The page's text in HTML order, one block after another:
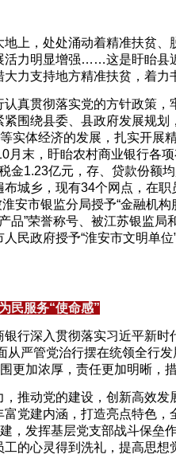
地上，处处涌动着精准扶贫
活力明显增强……这是盱眙县
力支持地方精准扶贫，着力
真贯彻落实党的方针政策
围绕县委、县政府发展规
实体经济的发展，扎实开
月末，盱眙农村商业银行各
金1.23亿元，存、贷款份额
城乡，现有34个网点，在
淮安市银监分局授予“金融机
品”荣誉称号、被江苏银监局
民政府授予“淮安市文明单
民服务“使命感”
行深入贯彻落实习近平新
面从严管党治行摆在统领全行
更加浓厚，责任更加明晰，
推动党的建设，创新高效
富党建内涵，打造亮点特色
建，发挥基层党支部战斗保
工的心灵得到洗礼，提高思